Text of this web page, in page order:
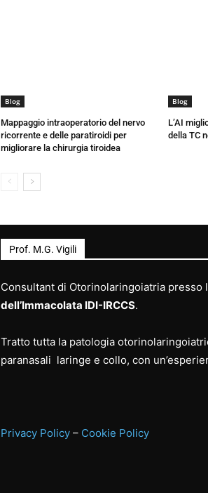
Blog
Mappaggio intraoperatorio del nervo
ricorrente e delle paratiroidi per
migliorare la chirurgia tiroidea
Blog
L’AI
della TC
Prof. M.G. Vigili
Consultant di Otorinolaringoiatria presso
dell’Immacolata IDI-IRCCS.
Tratto tutta la patologia
paranasali laringe e collo, con
Privacy Policy – Cookie Policy